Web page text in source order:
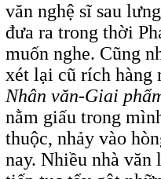
văn nghệ sĩ sau
đưa ra trong thời
muốn nghe. Cũng
xét lại cũ rích hàng
Nhân văn-Giai
nằm giấu trong
thuộc, nhảy vào
nay. Nhiều nhà văn